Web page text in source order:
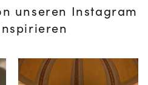
unseren Instagram